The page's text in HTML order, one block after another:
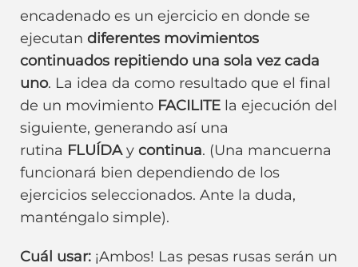
encadenado es un ejercicio en donde se
ejecutan diferentes movimientos
continuados repitiendo una sola vez cada
uno. La idea da como resultado que el final
de un movimiento FACILITE la ejecución del
siguiente, generando así una
rutina FLUÍDAy continua. (Una mancuerna
funcionará bien dependiendo de los
ejercicios seleccionados. Ante la duda,
manténgalo simple).
Cuál usar: ¡Ambos! Las pesas rusas serán un